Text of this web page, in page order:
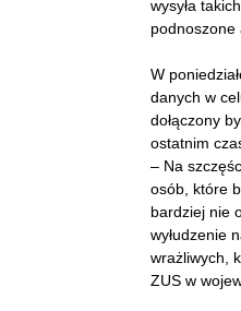
wysyła
podnoszone
W
danych w
dołączony
ostatnim
– Na
osób, które
bardziej nie
wyłudzenie
wrażliwych,
ZUS w